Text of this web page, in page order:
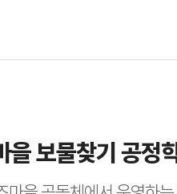
을 보물찾기 공정